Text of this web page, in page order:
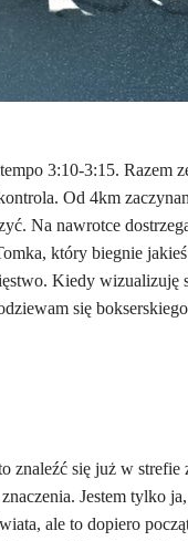
3:10-3:15. Razem
Od 4km
Na nawrotce
który biegnie
Kiedy wizualizuję
się
znaleźć się już w strefie
Jestem tylko
ale to dopiero